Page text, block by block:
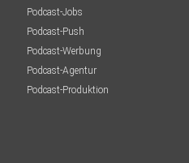
Podcast-Jobs
Podcast-Push
Podcast-Werbung
Podcast-Agentur
Podcast-Produktion